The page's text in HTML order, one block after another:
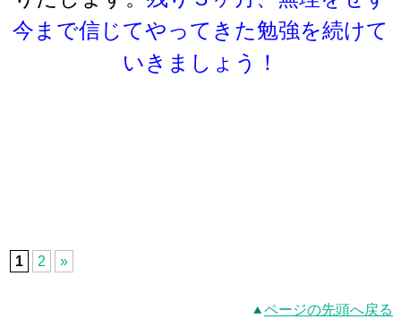
今まで信じてやってきた勉強を続けて
いきましょう！
1 2 »
ページの先頭へ戻る